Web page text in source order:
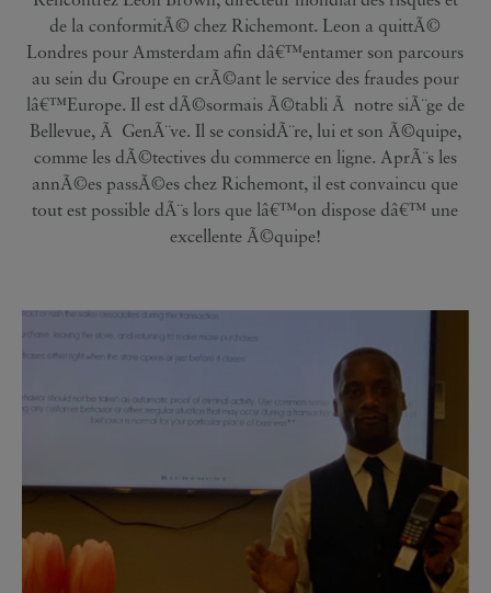
de la conformitÃ© chez Richemont. Leon a quittÃ©
Londres pour Amsterdam afin dâ€™entamer son parcours
au sein du Groupe en crÃ©ant le service des fraudes pour
lâ€™Europe. Il est dÃ©sormais Ã©tabli Ã notre siÃ¨ge de
Bellevue, Ã GenÃ¨ve. Il se considÃ¨re, lui et son Ã©quipe,
comme les dÃ©tectives du commerce en ligne. AprÃ¨s les
annÃ©es passÃ©es chez Richemont, il est convaincu que
tout est possible dÃ¨s lors que lâ€™on dispose dâ€™ une
excellente Ã©quipe!